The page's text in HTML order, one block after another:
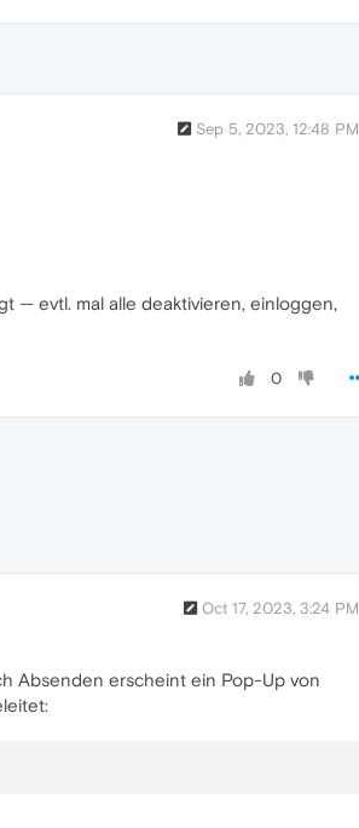
Sep 5, 2023, 12:48 PM
— evtl. mal alle deaktivieren, einloggen,
0
Oct 17, 2023, 3:24 PM
Absenden erscheint ein Pop-Up von